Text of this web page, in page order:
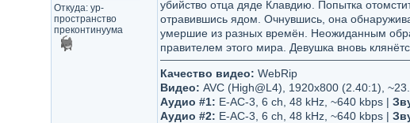
Откуда: ур-
пространство
преконтинуума
убийство отца дяде Клавдию. Попытка
отравившись ядом. Очнувшись, она
умершие из разных времён. Неожиданным
правителем этого мира. Девушка вновь
Качество видео: WebRip
Видео: AVC (High@L4), 1920x800 (2.40:1),
Аудио #1: E-AC-3, 6 ch, 48 kHz, ~640 kbps |
Аудио #2: E-AC-3, 6 ch, 48 kHz, ~640 kbps |